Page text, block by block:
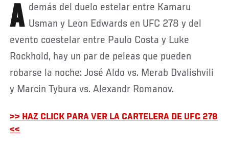
Además del duelo estelar entre Kamaru Usman y Leon Edwards en UFC 278 y del
evento coestelar entre Paulo Costa y Luke
Rockhold, hay un par de peleas que pueden
robarse la noche: José Aldo vs. Merab Dvalishvili
y Marcin Tybura vs. Alexandr Romanov.
>> HAZ CLICK PARA VER LA CARTELERA DE UFC 278
<<